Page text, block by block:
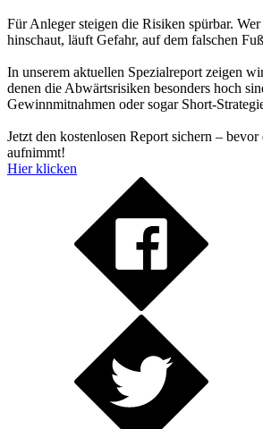
Für Anleger steigen die Risiken spürbar.
hinschaut, läuft Gefahr, auf dem falschen
In unserem aktuellen Spezialreport zeigen
denen die Abwärtsrisiken besonders hoch
Gewinnmitnahmen oder sogar Short-
Jetzt den kostenlosen Report sichern –
aufnimmt!
Hier klicken